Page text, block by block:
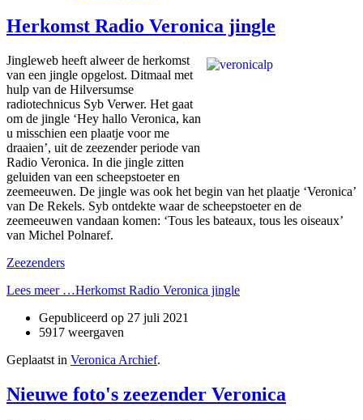
Herkomst Radio Veronica jingle
Jingleweb heeft alweer de herkomst
van een jingle opgelost. Ditmaal met
hulp van de Hilversumse
radiotechnicus Syb Verwer. Het gaat
om de jingle ‘Hey hallo Veronica, kan
u misschien een plaatje voor me
draaien’, uit de zeezender periode van
Radio Veronica. In die jingle zitten
geluiden van een scheepstoeter en
zeemeeuwen. De jingle was ook het begin van het plaatje ‘Veronica’
van De Rekels. Syb ontdekte waar de scheepstoeter en de
zeemeeuwen vandaan komen: ‘Tous les bateaux, tous les oiseaux’
van Michel Polnaref.
Zeezenders
Lees meer …Herkomst Radio Veronica jingle
Gepubliceerd op 27 juli 2021
5917 weergaven
Geplaatst in Veronica Archief.
Nieuwe foto's zeezender Veronica